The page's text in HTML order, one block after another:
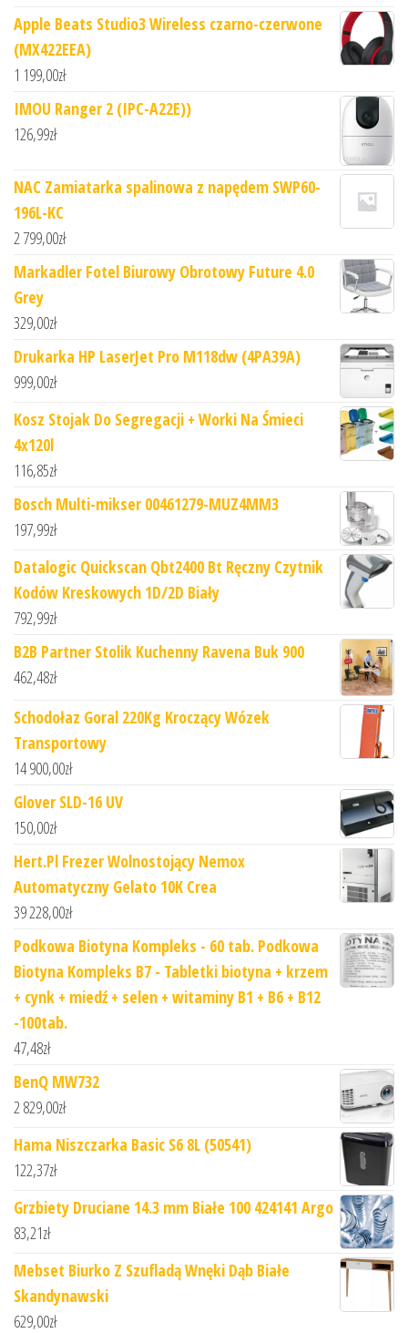
Apple Beats Studio3 Wireless czarno-czerwone
(MX422EEA)
1 199,00zł
IMOU Ranger 2 (IPC-A22E))
126,99zł
NAC Zamiatarka spalinowa z napędem SWP60-
196L-KC
2 799,00zł
Markadler Fotel Biurowy Obrotowy Future 4.0
Grey
329,00zł
Drukarka HP LaserJet Pro M118dw (4PA39A)
999,00zł
Kosz Stojak Do Segregacji + Worki Na Śmieci
4x120l
116,85zł
Bosch Multi-mikser 00461279-MUZ4MM3
197,99zł
Datalogic Quickscan Qbt2400 Bt Ręczny Czytnik
Kodów Kreskowych 1D/2D Biały
792,99zł
B2B Partner Stolik Kuchenny Ravena Buk 900
462,48zł
Schodołaz Goral 220Kg Kroczący Wózek
Transportowy
14 900,00zł
Glover SLD-16 UV
150,00zł
Hert.Pl Frezer Wolnostojący Nemox
Automatyczny Gelato 10K Crea
39 228,00zł
Podkowa Biotyna Kompleks - 60 tab. Podkowa
Biotyna Kompleks B7 - Tabletki biotyna + krzem
+ cynk + miedź + selen + witaminy B1 + B6 + B12
-100tab.
47,48zł
BenQ MW732
2 829,00zł
Hama Niszczarka Basic S6 8L (50541)
122,37zł
Grzbiety Druciane 14.3 mm Białe 100 424141 Argo
83,21zł
Mebset Biurko Z Szufladą Wnęki Dąb Białe
Skandynawski
629,00zł